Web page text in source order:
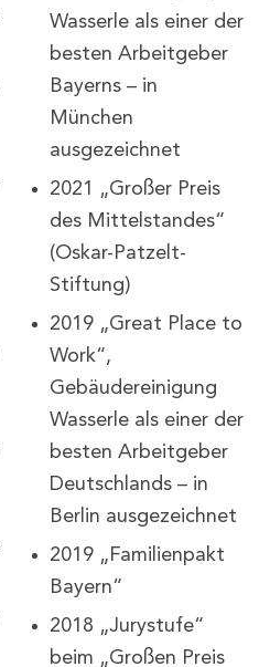
Wasserle als einer der
besten Arbeitgeber
Bayerns – in
München
ausgezeichnet
2021 „Großer Preis
des Mittelstandes“
(Oskar-Patzelt-
Stiftung)
2019 „Great Place to
Work“,
Gebäudereinigung
Wasserle als einer der
besten Arbeitgeber
Deutschlands – in
Berlin ausgezeichnet
2019 „Familienpakt
Bayern“
2018 „Jurystufe“
beim „Großen Preis